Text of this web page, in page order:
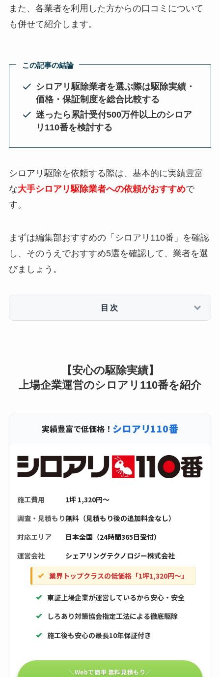
また、各業者を利用した方からの口コミについて
も併せて紹介します。
この記事の結論
シロアリ駆除業者を選ぶ際は駆除実績・
価格・保証制度を総合比較する
迷ったら累計受付500万件以上のシロア
リ110番を検討する
シロアリ駆除を依頼する際は、基本的に実績豊富
な大手シロアリ駆除業者への依頼がおすすめで
す。
まずは編集部おすすめの「シロアリ110番」を確認
し、そのうえでおすすめ5選を確認して、業者を選
びましょう。
目次
【安心の駆除実績】
上場企業運営のシロアリ110番を紹介
実績豊富で低価格！ シロアリ110番
施工費用
1坪 1,320円〜
調査・見積もり無料（見積もり後の追加料金なし）
対応エリア
日本全国（24時間365日受付）
運営会社
シェアリングテクノロジー株式会社
業界トップクラスの低価格「1坪1,320円〜」
東証上場企業が運営しているから安心・安全
しろあり対策協会指定工法による徹底駆除
施工後も安心の最長10年保証付き
＼Webで簡単 無料見積もり／